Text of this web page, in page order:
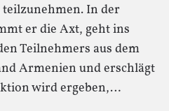
In der
er die Axt, geht ins
Teilnehmers aus dem
Armenien und erschlägt
wird ergeben,…